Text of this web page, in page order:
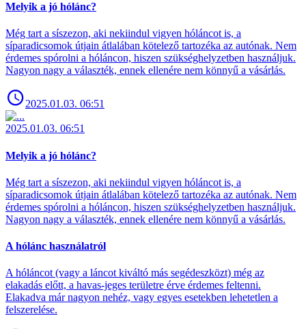
Melyik a jó hólánc?
Még tart a síszezon, aki nekiindul vigyen hóláncot is, a
síparadicsomok útjain átlalában kötelező tartozéka az autónak. Nem
érdemes spórolni a hóláncon, hiszen szükséghelyzetben használjuk.
Nagyon nagy a választék, ennek ellenére nem könnyű a vásárlás.
2025.01.03. 06:51
2025.01.03. 06:51
Melyik a jó hólánc?
Még tart a síszezon, aki nekiindul vigyen hóláncot is, a
síparadicsomok útjain átlalában kötelező tartozéka az autónak. Nem
érdemes spórolni a hóláncon, hiszen szükséghelyzetben használjuk.
Nagyon nagy a választék, ennek ellenére nem könnyű a vásárlás.
A hólánc használatról
A hóláncot (vagy a láncot kiváltó más segédeszközt) még az
elakadás előtt, a havas-jeges területre érve érdemes feltenni.
Elakadva már nagyon nehéz, vagy egyes esetekben lehetetlen a
felszerelése.